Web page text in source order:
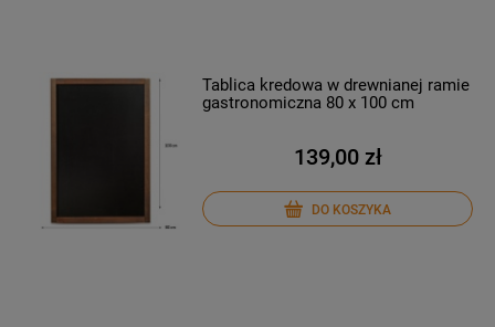
Tablica kredowa w drewnianej ramie
gastronomiczna 80 x 100 cm
139,00 zł
DO KOSZYKA